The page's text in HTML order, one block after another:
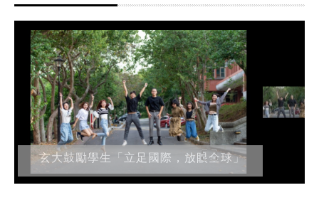
玄大鼓勵學生「立足國際，放眼全球」